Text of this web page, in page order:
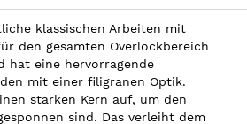
klassischen Arbeiten mit
den gesamten Overlockbereich
hat eine hervorragende
mit einer filigranen Optik.
starken Kern auf, um den
sind. Das verleiht dem